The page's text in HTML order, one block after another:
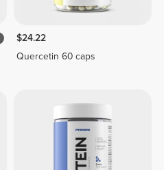
$24.22
Quercetin 60 caps